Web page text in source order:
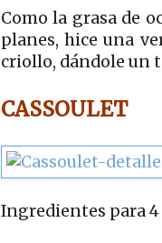
Como la grasa de
planes, hice una
criollo, dándole un
CASSOULET
Ingredientes para 4